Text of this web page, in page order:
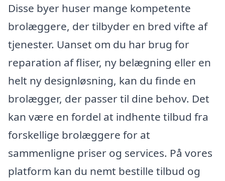
Disse byer huser mange kompetente
brolæggere, der tilbyder en bred vifte af
tjenester. Uanset om du har brug for
reparation af fliser, ny belægning eller en
helt ny designløsning, kan du finde en
brolægger, der passer til dine behov. Det
kan være en fordel at indhente tilbud fra
forskellige brolæggere for at
sammenligne priser og services. På vores
platform kan du nemt bestille tilbud og